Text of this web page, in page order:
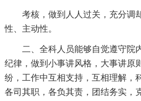
考核，做到人人过关，充分调
性、主动性。
二、全科人员能够自觉遵守院
纪律，做到小事讲风格，大事讲原
纷，工作中互相支持，互相理解，
各司其职，各负其责，团结务实，